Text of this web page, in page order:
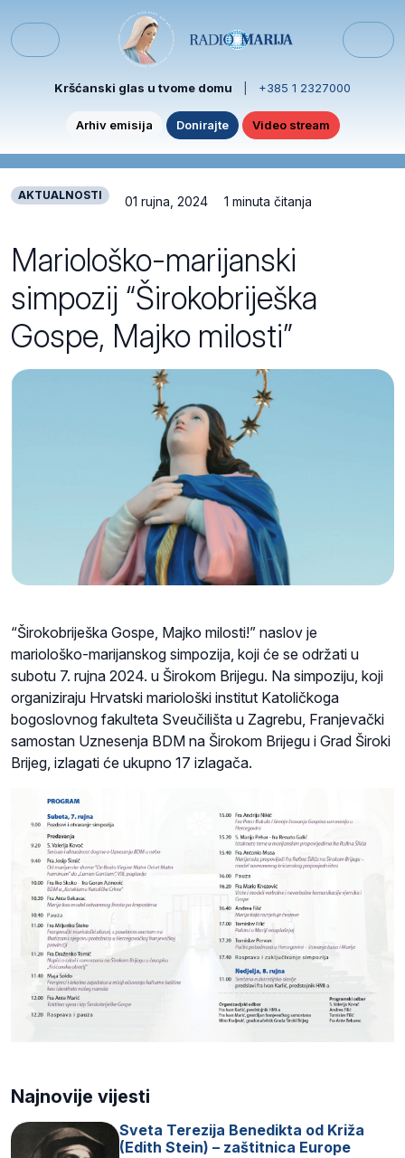
Menu
Kršćanski glas u tvome domu +385 1 2327000
Arhiv emisija Donirajte Video stream
AKTUALNOSTI 01 rujna, 2024 1 minuta čitanja
Mariološko-marijanski
simpozij “Širokobriješka
Gospe, Majko milosti”
“Širokobriješka Gospe, Majko milosti!” naslov je
mariološko-marijanskog simpozija, koji će se održati u
subotu 7. rujna 2024. u Širokom Brijegu. Na simpoziju, koji
organiziraju Hrvatski mariološki institut Katoličkoga
bogoslovnog fakulteta Sveučilišta u Zagrebu, Franjevački
samostan Uznesenja BDM na Širokom Brijegu i Grad Široki
Brijeg, izlagati će ukupno 17 izlagača.
Najnovije vijesti
Sveta Terezija Benedikta od Križa
(Edith Stein) – zaštitnica Europe